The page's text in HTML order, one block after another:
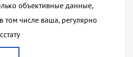
объективные данные,
том числе ваша, регулярно